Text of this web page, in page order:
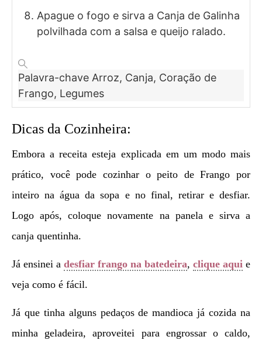
Apague o fogo e sirva a Canja de Galinha
polvilhada com a salsa e queijo ralado.
Palavra-chave Arroz, Canja, Coração de
Frango, Legumes
Dicas da Cozinheira:
Embora a receita esteja explicada em um modo mais
prático, você pode cozinhar o peito de Frango por
inteiro na água da sopa e no final, retirar e desfiar.
Logo após, coloque novamente na panela e sirva a
canja quentinha.
Já ensinei a desfiar frango na batedeira, clique aqui e
veja como é fácil.
Já que tinha alguns pedaços de mandioca já cozida na
minha geladeira, aproveitei para engrossar o caldo,